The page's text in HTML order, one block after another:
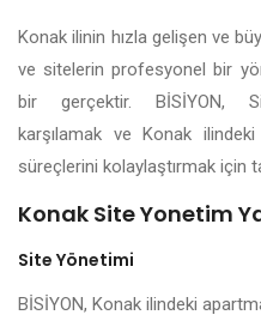
Konak ilinin hızla gelişen ve
ve sitelerin profesyonel bir
bir gerçektir. BİSİYON,
karşılamak ve Konak
süreçlerini kolaylaştırmak için
Konak Site Yonetim
Site Yönetimi
BİSİYON, Konak ilindeki